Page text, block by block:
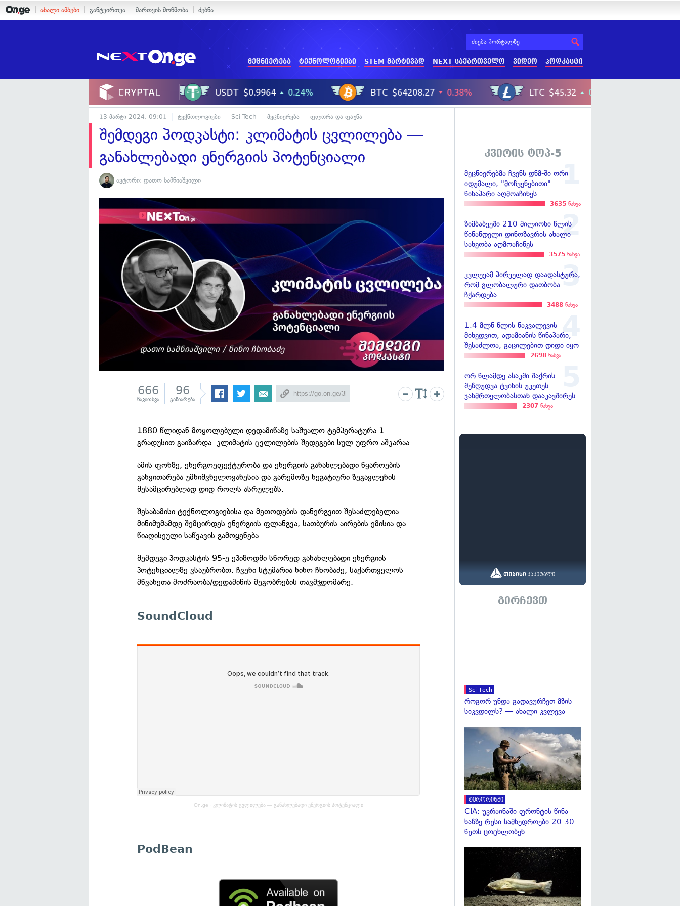
ახალი ამბები განტვირთვა მართვის მოწმობა ძებნა
მეცნიერება ტექნოლოგიები STEM მარტივად NEXT საქართველო ვიდეო პოდკასტი
13 მარტი 2024, 09:01 ტექნოლოგიები Sci-Tech მეცნიერება ფლორა და ფაუნა
შემდეგი პოდკასტი: კლიმატის ცვლილება —
განახლებადი ენერგიის პოტენციალი
ავტორი: დათო სამნიაშვილი
666
წაკითხვა
96
გაზიარება
1880 წლიდან მოყოლებული დედამიწაზე საშუალო ტემპერატურა 1
გრადუსით გაიზარდა. კლიმატის ცვლილების შედეგები სულ უფრო აშკარაა.
ამის ფონზე, ენერგოეფექტურობა და ენერგიის განახლებადი წყაროების
განვითარება უმნიშვნელოვანესია და გარემოზე ნეგატიური ზეგავლენის
შესამცირებლად დიდ როლს ასრულებს.
შესაბამისი ტექნოლოგიებისა და მეთოდების დანერგვით შესაძლებელია
მინიმუმამდე შემცირდეს ენერგიის ფლანგვა, სათბურის აირების ემისია და
წიაღისეული საწვავის გამოყენება.
შემდეგი პოდკასტის 95-ე ეპიზოდში სწორედ განახლებადი ენერგიის
პოტენციალზე ვსაუბრობთ. ჩვენი სტუმარია ნინო ჩხობაძე, საქართველოს
მწვანეთა მოძრაობა/დედამიწის მეგობრების თავმჯდომარე.
SoundCloud
On.ge · კლიმატის ცვლილება — განახლებადი ენერგიის პოტენციალი
PodBean
კვირის ტოპ-5
მეცნიერებმა ჩვენს დნმ-ში ორი
იდუმალი, "მოჩვენებითი"
წინაპარი აღმოაჩინეს
3635 ნახვა
ზიმბაბვეში 210 მილიონი წლის
წინანდელი დინოზავრის ახალი
სახეობა აღმოაჩინეს
3575 ნახვა
კვლევამ პირველად დაადასტურა,
რომ გლობალური დათბობა
ჩქარდება
3488 ნახვა
1.4 მლნ წლის ნაკვალევის
მიხედვით, ადამიანის წინაპარი,
შესაძლოა, გაცილებით დიდი იყო
2698 ნახვა
ორ წლამდე ასაკში შაქრის
შეზღუდვა ტვინის უკეთეს
ჯანმრთელობასთან დააკავშირეს
2307 ნახვა
გირჩევთ
Sci-Tech
როგორ უნდა გადავურჩეთ მზის
სიკვდილს? — ახალი კვლევა
ტერორიზმი
CIA: უკრაინაში ფრონტის წინა
ხაზზე რუსი სამხედროები 20-30
წუთს ცოცხლობენ